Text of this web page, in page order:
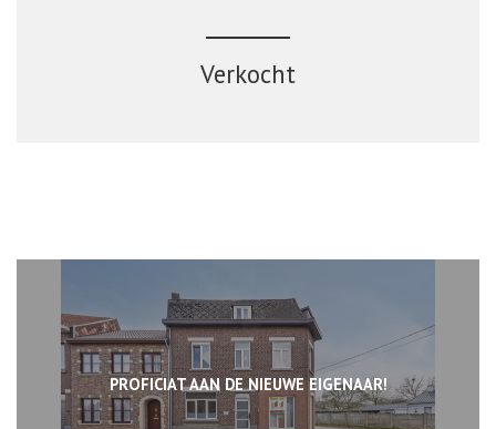
Verkocht
PROFICIAT AAN DE NIEUWE EIGENAAR!